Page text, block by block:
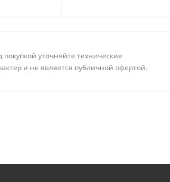
уточняйте технические
и не является публичной офертой.